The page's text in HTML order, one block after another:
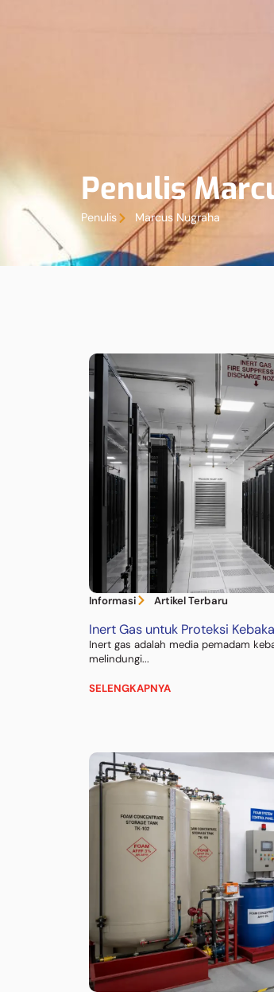
Penulis
Penulis Marcus Nugraha
Informasi Artikel Terbaru
Inert Gas untuk Proteksi
Inert gas adalah media pemadam
melindungi...
SELENGKAPNYA